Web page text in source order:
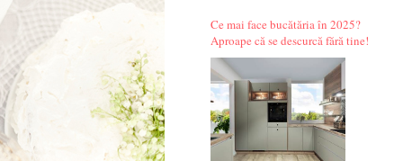
Ce mai face bucătăria în 2025?
Aproape că se descurcă fără tine!